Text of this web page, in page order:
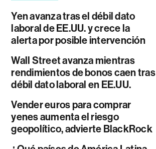
Yen avanza tras el débil dato
laboral de EE.UU. y crece la
alerta por posible intervención
Wall Street avanza mientras
rendimientos de bonos caen tras
débil dato laboral en EE.UU.
Vender euros para comprar
yenes aumenta el riesgo
geopolítico, advierte BlackRock